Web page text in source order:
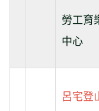
勞工育
中心
呂宅登